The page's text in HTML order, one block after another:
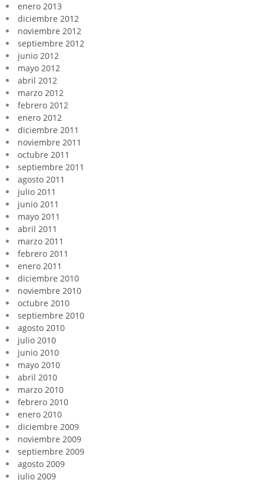
enero 2013
diciembre 2012
noviembre 2012
septiembre 2012
junio 2012
mayo 2012
abril 2012
marzo 2012
febrero 2012
enero 2012
diciembre 2011
noviembre 2011
octubre 2011
septiembre 2011
agosto 2011
julio 2011
junio 2011
mayo 2011
abril 2011
marzo 2011
febrero 2011
enero 2011
diciembre 2010
noviembre 2010
octubre 2010
septiembre 2010
agosto 2010
julio 2010
junio 2010
mayo 2010
abril 2010
marzo 2010
febrero 2010
enero 2010
diciembre 2009
noviembre 2009
septiembre 2009
agosto 2009
julio 2009